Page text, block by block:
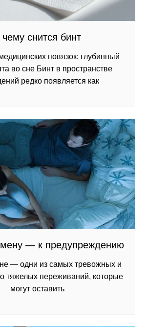
чему снится бинт
повязок: глубинный
во сне Бинт в пространстве
редко появляется как
— к предупреждению
— одни из самых тревожных и
тяжелых переживаний, которые
могут оставить